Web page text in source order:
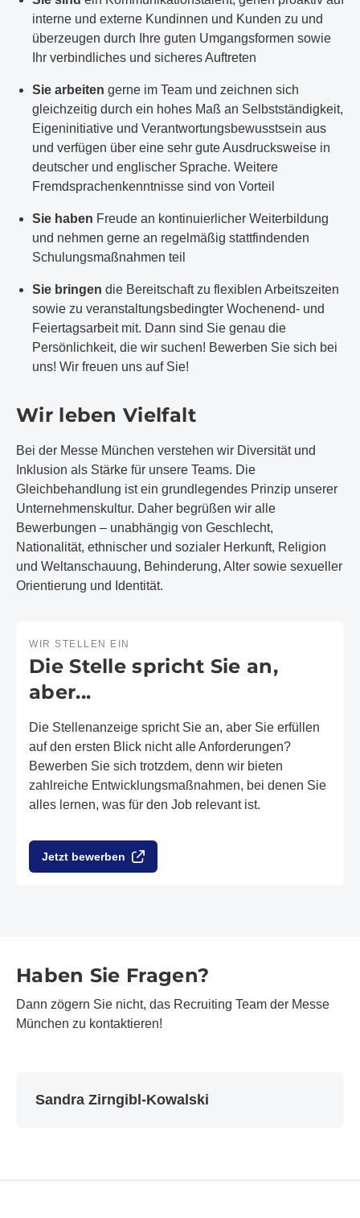
interne und externe Kundinnen und Kunden zu und
überzeugen durch Ihre guten Umgangsformen sowie
Ihr verbindliches und sicheres Auftreten
Sie arbeiten gerne im Team und zeichnen sich
gleichzeitig durch ein hohes Maß an Selbstständigkeit,
Eigeninitiative und Verantwortungsbewusstsein aus
und verfügen über eine sehr gute Ausdrucksweise in
deutscher und englischer Sprache. Weitere
Fremdsprachenkenntnisse sind von Vorteil
Sie haben Freude an kontinuierlicher Weiterbildung
und nehmen gerne an regelmäßig stattfindenden
Schulungsmaßnahmen teil
Sie bringen die Bereitschaft zu flexiblen Arbeitszeiten
sowie zu veranstaltungsbedingter Wochenend- und
Feiertagsarbeit mit. Dann sind Sie genau die
Persönlichkeit, die wir suchen! Bewerben Sie sich bei
uns! Wir freuen uns auf Sie!
Wir leben Vielfalt
Bei der Messe München verstehen wir Diversität und
Inklusion als Stärke für unsere Teams. Die
Gleichbehandlung ist ein grundlegendes Prinzip unserer
Unternehmenskultur. Daher begrüßen wir alle
Bewerbungen – unabhängig von Geschlecht,
Nationalität, ethnischer und sozialer Herkunft, Religion
und Weltanschauung, Behinderung, Alter sowie sexueller
Orientierung und Identität.
WIR STELLEN EIN
Die Stelle spricht Sie an,
aber...
Die Stellenanzeige spricht Sie an, aber Sie erfüllen
auf den ersten Blick nicht alle Anforderungen?
Bewerben Sie sich trotzdem, denn wir bieten
zahlreiche Entwicklungsmaßnahmen, bei denen Sie
alles lernen, was für den Job relevant ist.
Jetzt bewerben
Haben Sie Fragen?
Dann zögern Sie nicht, das Recruiting Team der Messe
München zu kontaktieren!
Sandra Zirngibl-Kowalski